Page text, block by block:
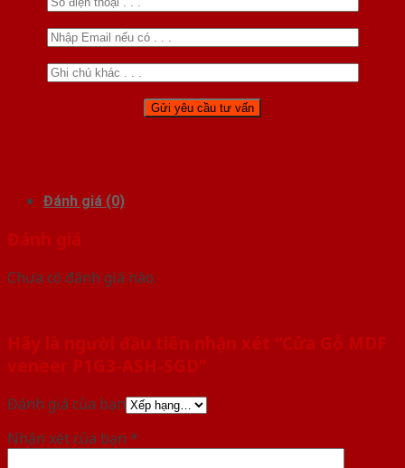
Đánh giá (0)
Đánh giá
Chưa có đánh giá nào.
Hãy là người đầu tiên nhận xét “Cửa Gỗ MDF
veneer P1G3-ASH-SGD”
Đánh giá của bạn
Nhận xét của bạn *